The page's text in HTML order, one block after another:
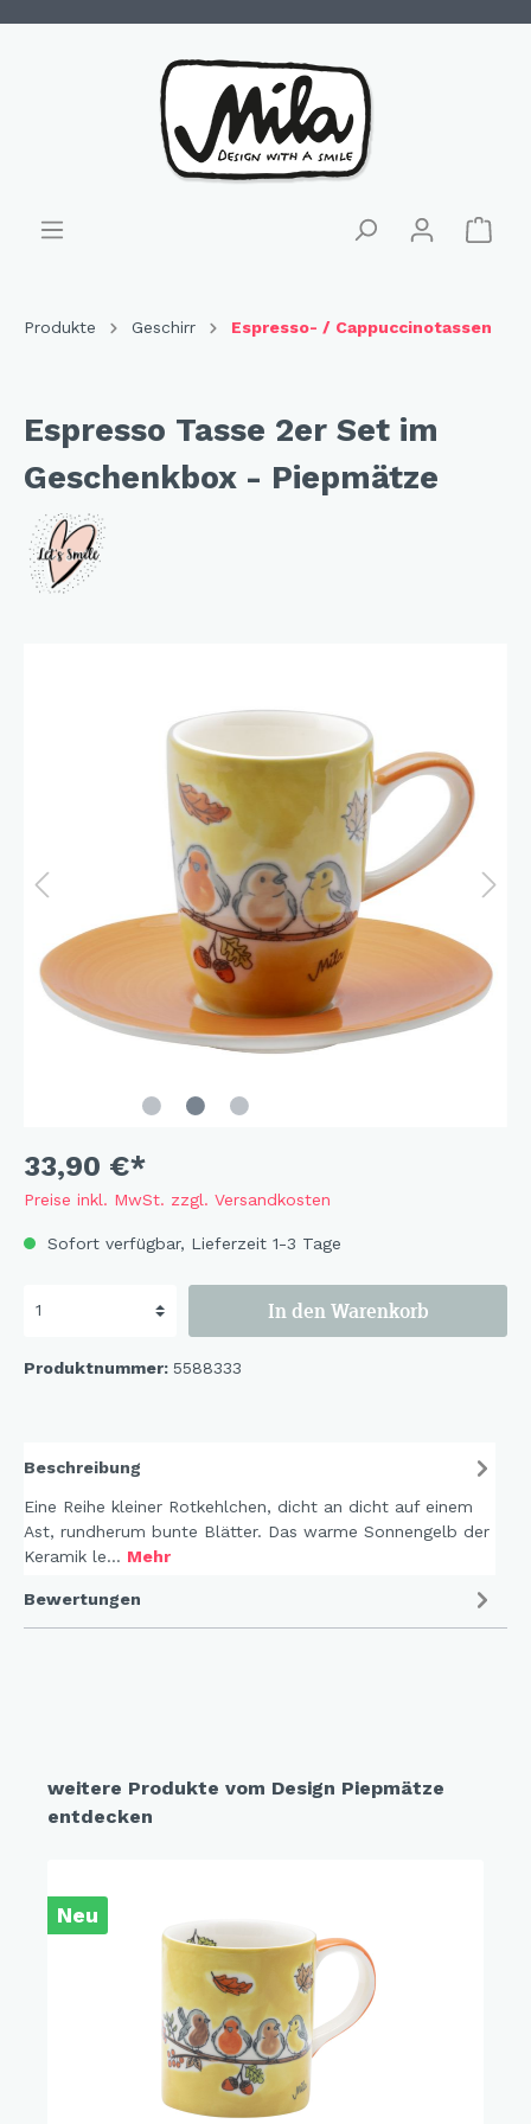
Produkte Geschirr Espresso- / Cappuccinotassen
Espresso Tasse 2er Set im
Geschenkbox - Piepmätze
33,90 €*
Preise inkl. MwSt. zzgl. Versandkosten
Sofort verfügbar, Lieferzeit 1-3 Tage
In den Warenkorb
Produktnummer: 5588333
Beschreibung
Eine Reihe kleiner Rotkehlchen, dicht an dicht auf einem
Ast, rundherum bunte Blätter. Das warme Sonnengelb der
Keramik le… Mehr
Bewertungen
weitere Produkte vom Design Piepmätze
entdecken
Neu